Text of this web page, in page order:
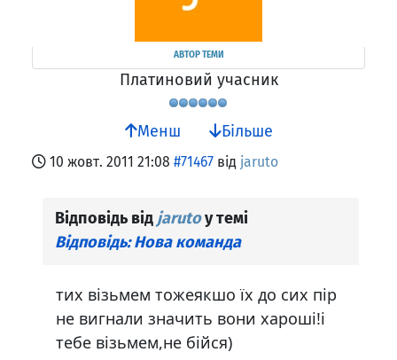
АВТОР ТЕМИ
Платиновий учасник
Менш Більше
10 жовт. 2011 21:08 #71467 від jaruto
Відповідь від jarutoу темі
Відповідь: Нова команда
тих візьмем тожеякшо їх до сих пір
не вигнали значить вони хароші!і
тебе візьмем,не бійся)